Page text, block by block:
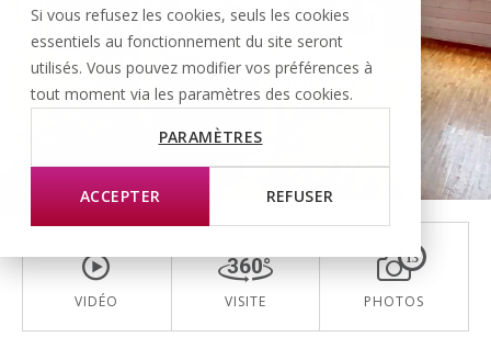
Si vous refusez les cookies, seuls les cookies
essentiels au fonctionnement du site seront
utilisés. Vous pouvez modifier vos préférences à
tout moment via les paramètres des cookies.
PARAMÈTRES
ACCEPTER REFUSER
128 M 4.5 P 2
Baisse de prix
VIDÉO VISITE
13
PHOTOS